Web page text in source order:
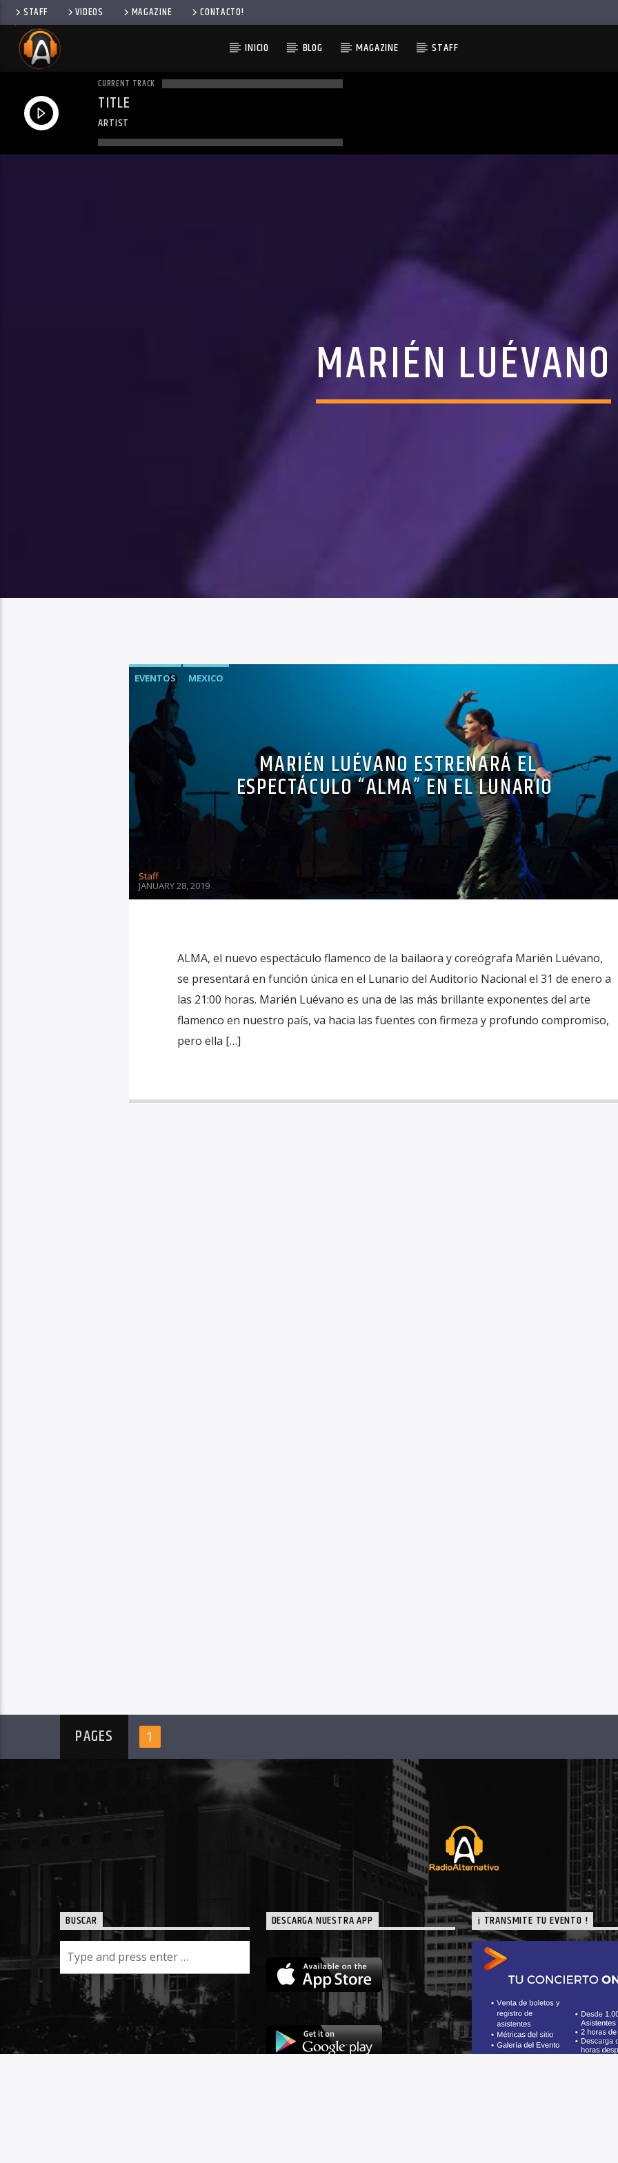
STAFF VIDEOS MAGAZINE CONTACTO!
INICIO BLOG MAGAZINE STAFF
CURRENT TRACK
TITLE
ARTIST
MARIÉN LUÉVANO
EVENTOS MEXICO
MARIÉN LUÉVANO ESTRENARÁ EL
ESPECTÁCULO “ALMA” EN EL LUNARIO
Staff
JANUARY 28, 2019
ALMA, el nuevo espectáculo flamenco de la bailaora y coreógrafa Marién Luévano,
se presentará en función única en el Lunario del Auditorio Nacional el 31 de enero a
las 21:00 horas. Marién Luévano es una de las más brillante exponentes del arte
flamenco en nuestro país, va hacia las fuentes con firmeza y profundo compromiso,
pero ella […]
PAGES 1
BUSCAR DESCARGA NUESTRA APP ¡ TRANSMITE TU EVENTO !